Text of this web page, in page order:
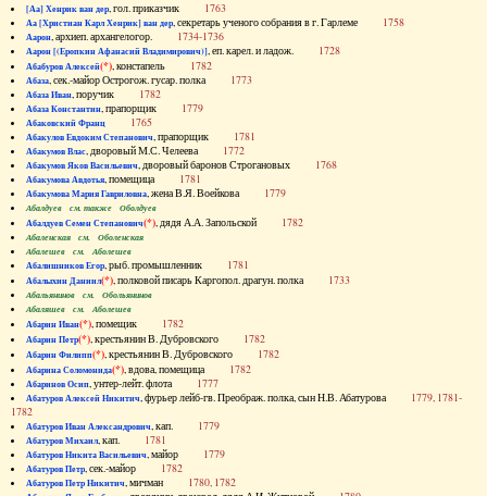
[Аа] Хенрик ван дер, гол. приказчик 1763
Аа [Христиан Карл Хенрик] ван дер, секретарь ученого собрания в г. Гарлеме 1758
Аарон, архиеп. архангелогор. 1734-1736
Аарон [(Еропкин Афанасий Владимирович)], еп. карел. и ладож. 1728
Абабуров Алексей(*), констапель 1782
Абаза, сек.-майор Острогож. гусар. полка 1773
Абаза Иван, поручик 1782
Абаза Константин, прапорщик 1779
Абаковский Франц 1765
Абакулов Евдоким Степанович, прапорщик 1781
Абакумов Влас, дворовый М.С. Челеева 1772
Абакумов Яков Васильевич, дворовый баронов Строгановых 1768
Абакумова Авдотья, помещица 1781
Абакумова Мария Гавриловна, жена В.Я. Воейкова 1779
Абалдуев см. также Оболдуев
Абалдуев Семен Степанович(*), дядя А.А. Запольской 1782
Абаленская см. Оболенская
Абалешев см. Аболешев
Абалишников Егор, рыб. промышленник 1781
Абалыхин Даниил(*), полковой писарь Каргопол. драгун. полка 1733
Абальянинов см. Обольянинов
Абаляшев см. Аболешев
Абарин Иван(*), помещик 1782
Абарин Петр(*), крестьянин В. Дубровского 1782
Абарин Филипп(*), крестьянин В. Дубровского 1782
Абарина Соломонида(*), вдова, помещица 1782
Абаринов Осип, унтер-лейт. флота 1777
Абатуров Алексей Никитич, фурьер лейб-гв. Преображ. полка, сын Н.В. Абатурова 1779, 1781-
1782
Абатуров Иван Александрович, кап. 1779
Абатуров Михаил, кап. 1781
Абатуров Никита Васильевич, майор 1779
Абатуров Петр, сек.-майор 1782
Абатуров Петр Никитич, мичман 1780, 1782